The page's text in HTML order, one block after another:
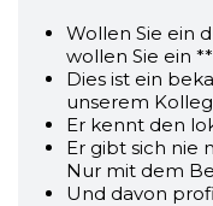
Wollen Sie ein
wollen Sie ein
Dies ist ein
unserem
Er kennt den
Er gibt sich nie
Nur mit dem
Und davon